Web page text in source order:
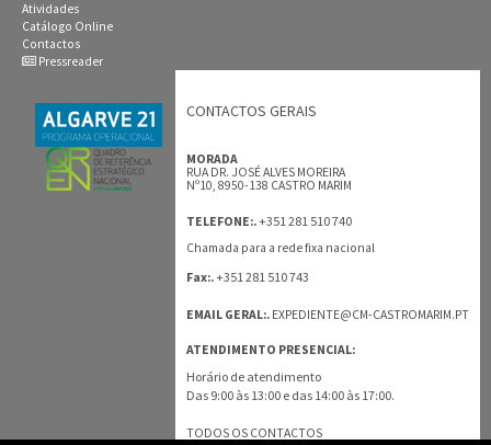
Atividades
Catálogo Online
Contactos
Pressreader
CONTACTOS GERAIS
MORADA
RUA DR. JOSÉ ALVES MOREIRA
Nº10, 8950-138 CASTRO MARIM
TELEFONE:.+351 281 510 740
Chamada para a rede fixa nacional
Fax:.+351 281 510 743
EMAIL GERAL:. EXPEDIENTE@CM-CASTROMARIM.PT
ATENDIMENTO PRESENCIAL:
Horário de atendimento
Das 9:00 às 13:00 e das 14:00 às 17:00.
TODOS OS CONTACTOS